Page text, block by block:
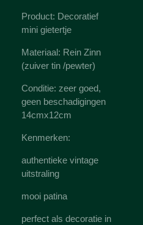
Product: Decoratief
mini gietertje
Materiaal: Rein Zinn
(zuiver tin /pewter)
Conditie: zeer goed,
geen beschadigingen
14cmx12cm
Kenmerken:
authentieke vintage
uitstraling
mooi patina
perfect als decoratie in